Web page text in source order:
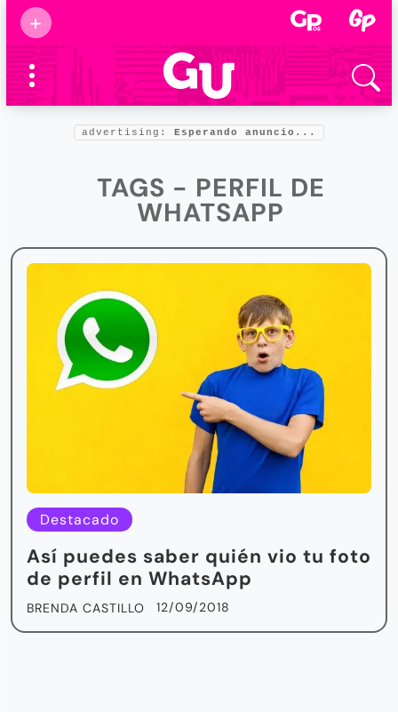
+
Supermamás
2025
Marcas de
confianza
Foro salud
advertising: Esperando anuncio...
TAGS - PERFIL DE
WHATSAPP
Destacado
Así puedes saber quién vio tu foto
de perfil en WhatsApp
BRENDA CASTILLO 12/09/2018